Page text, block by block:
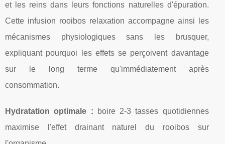
et les reins dans leurs fonctions naturelles d'épuration.
Cette infusion rooibos relaxation accompagne ainsi les
mécanismes physiologiques sans les brusquer,
expliquant pourquoi les effets se perçoivent davantage
sur le long terme qu'immédiatement après
consommation.
Hydratation optimale : boire 2-3 tasses quotidiennes
maximise l'effet drainant naturel du rooibos sur